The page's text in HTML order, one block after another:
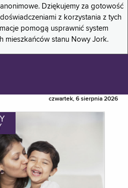
Dziękujemy za gotowość
z korzystania z tych
pomogą usprawnić system
mieszkańców stanu Nowy Jork.
czwartek, 6 sierpnia 2026